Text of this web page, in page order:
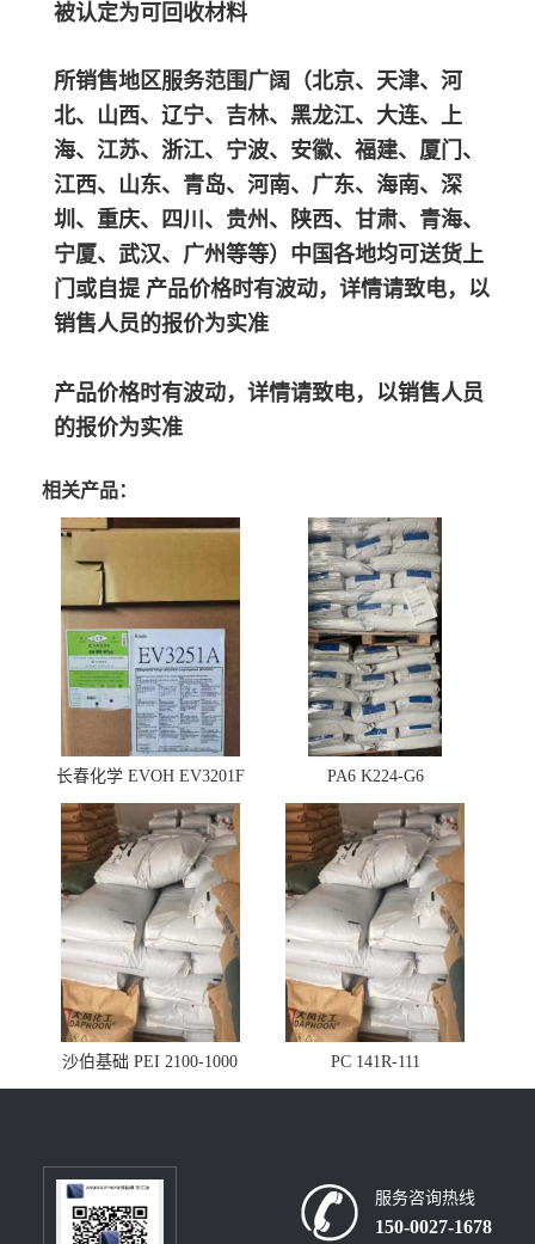
被认定为可回收材料
所销售地区服务范围广阔（北京、天津、河
北、山西、辽宁、吉林、黑龙江、大连、上
海、江苏、浙江、宁波、安徽、福建、厦门、
江西、山东、青岛、河南、广东、海南、深
圳、重庆、四川、贵州、陕西、甘肃、青海、
宁厦、武汉、广州等等）中国各地均可送货上
门或自提 产品价格时有波动，详情请致电，以
销售人员的报价为实准
产品价格时有波动，详情请致电，以销售人员
的报价为实准
相关产品：
长春化学 EVOH EV3201F PA6 K224-G6
沙伯基础 PEI 2100-1000 PC 141R-111
服务咨询热线
150-0027-1678